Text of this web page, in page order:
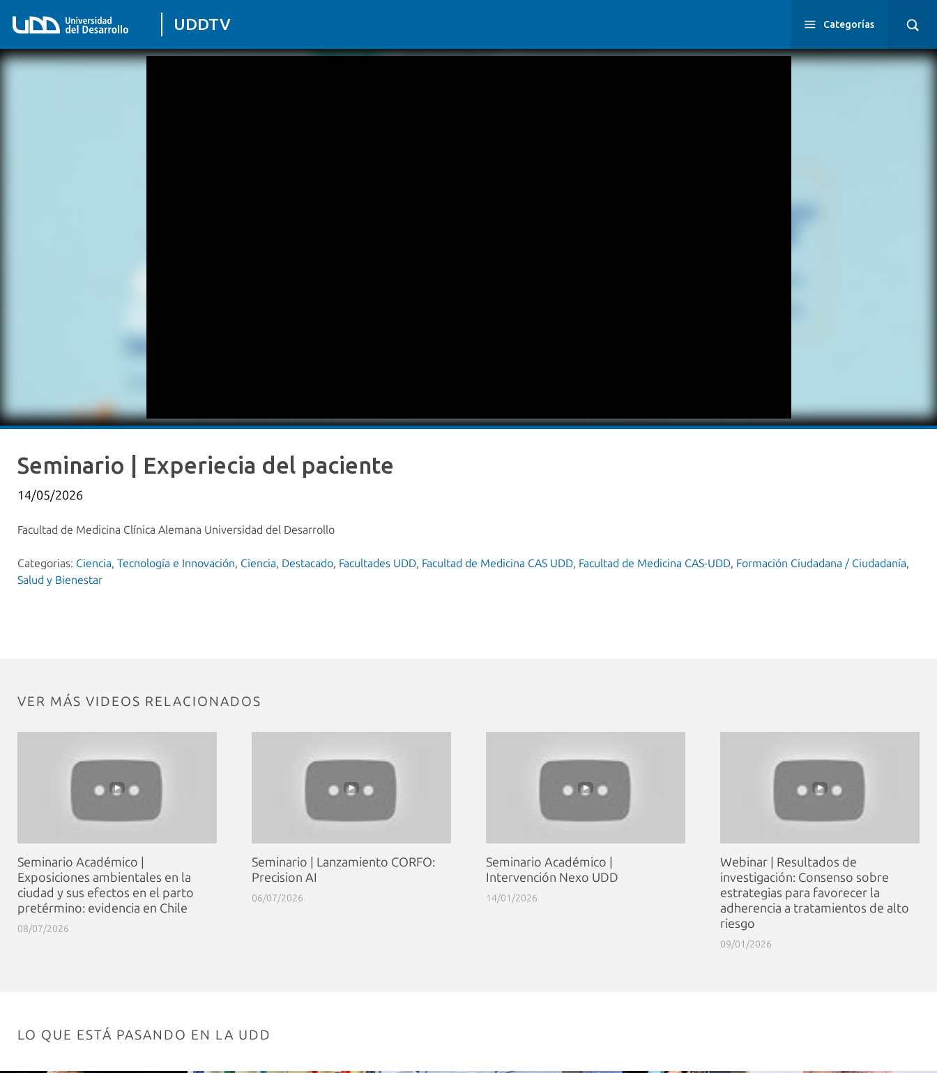
UDDTV Categorías
Seminario | Experiecia del paciente
14/05/2026
Facultad de Medicina Clínica Alemana Universidad del Desarrollo
Categorias: Ciencia, Tecnología e Innovación, Ciencia, Destacado, Facultades UDD, Facultad de Medicina CAS UDD, Facultad de Medicina CAS-UDD, Formación Ciudadana / Ciudadanía,
Salud y Bienestar
VER MÁS VIDEOS RELACIONADOS
Seminario Académico |
Exposiciones ambientales en la
ciudad y sus efectos en el parto
pretérmino: evidencia en Chile
08/07/2026
Seminario | Lanzamiento CORFO:
Precision AI
06/07/2026
Seminario Académico |
Intervención Nexo UDD
14/01/2026
Webinar | Resultados de
investigación: Consenso sobre
estrategias para favorecer la
adherencia a tratamientos de alto
riesgo
09/01/2026
LO QUE ESTÁ PASANDO EN LA UDD